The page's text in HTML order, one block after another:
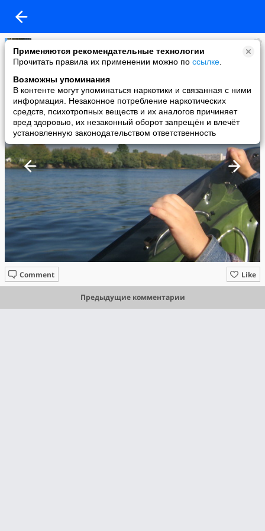
Применяются рекомендательные технологии
Прочитать правила их применении можно по ссылке
Возможны упоминания
В контенте могут упоминаться наркотики и связанная с ними
информация. Незаконное потребление наркотических
средств, психотропных веществ и их аналогов причиняет
вред здоровью, их незаконный оборот запрещён и влечёт
установленную законодательством ответственность
вау
added a photo
09 Oct в 11:34
Like
Comment
Предыдущие комментарии